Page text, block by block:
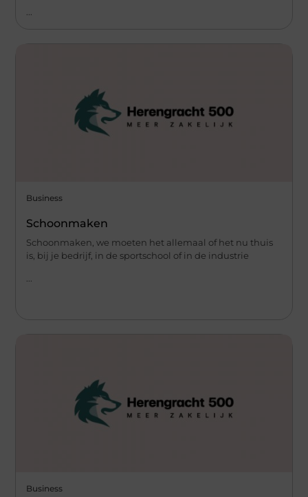
Business
Schoonmaken
Schoonmaken, we moeten het allemaal of het nu thuis
is, bij je bedrijf, in de sportschool of in de industrie
Business